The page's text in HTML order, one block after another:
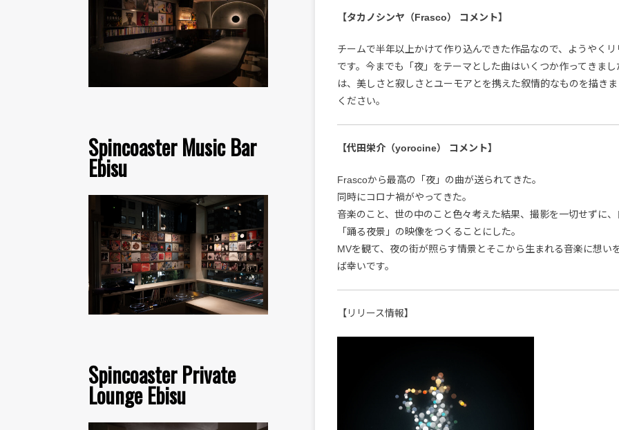
Spincoaster Music Bar
Ebisu
Spincoaster Private
Lounge Ebisu
【タカノシンヤ（Frasco） コメント】
チームで半年以上かけて作り込んできた作品なので、ようやく
です。今までも「夜」をテーマとした曲はいくつか作ってきま
は、美しさと寂しさとユーモアとを携えた叙情的なものを描き
ください。
【代田栄介（yorocine） コメント】
Frascoから最高の「夜」の曲が送られてきた。
同時にコロナ禍がやってきた。
音楽のこと、世の中のこと色々考えた結果、撮影を一切せずに
「踊る夜景」の映像をつくることにした。
MVを観て、夜の街が照らす情景とそこから生まれる音楽に想い
ば幸いです。
【リリース情報】